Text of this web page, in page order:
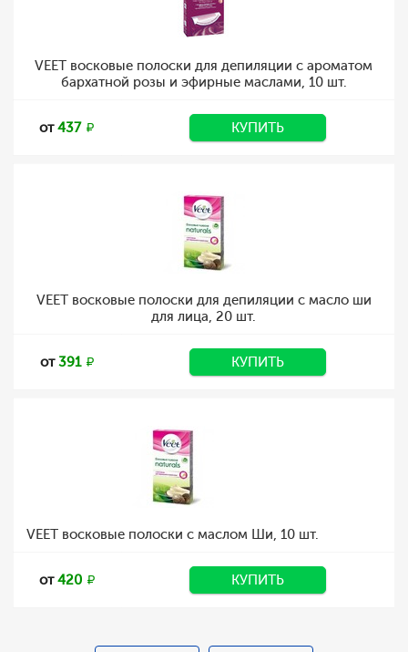
VEET восковые полоски для депиляции с ароматом
бархатной розы и эфирные маслами, 10 шт.
от437 КУПИТЬ
VEET восковые полоски для депиляции с масло ши
для лица, 20 шт.
от391 КУПИТЬ
VEET восковые полоски с маслом Ши, 10 шт.
от420 КУПИТЬ